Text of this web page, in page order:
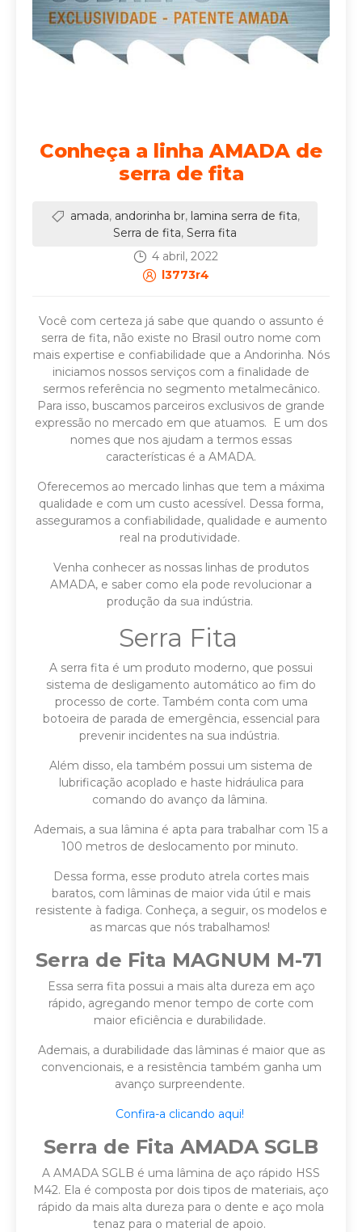
Conheça a linha AMADA de
serra de fita
amada, andorinha br, lamina serra de fita,
Serra de fita, Serra fita
4 abril, 2022
l3773r4
Você com certeza já sabe que quando o assunto é
serra de fita, não existe no Brasil outro nome com
mais expertise e confiabilidade que a Andorinha. Nós
iniciamos nossos serviços com a finalidade de
sermos referência no segmento metalmecânico.
Para isso, buscamos parceiros exclusivos de grande
expressão no mercado em que atuamos. E um dos
nomes que nos ajudam a termos essas
características é a AMADA.
Oferecemos ao mercado linhas que tem a máxima
qualidade e com um custo acessível. Dessa forma,
asseguramos a confiabilidade, qualidade e aumento
real na produtividade.
Venha conhecer as nossas linhas de produtos
AMADA, e saber como ela pode revolucionar a
produção da sua indústria.
Serra Fita
A serra fita é um produto moderno, que possui
sistema de desligamento automático ao fim do
processo de corte. Também conta com uma
botoeira de parada de emergência, essencial para
prevenir incidentes na sua indústria.
Além disso, ela também possui um sistema de
lubrificação acoplado e haste hidráulica para
comando do avanço da lâmina.
Ademais, a sua lâmina é apta para trabalhar com 15 a
100 metros de deslocamento por minuto.
Dessa forma, esse produto atrela cortes mais
baratos, com lâminas de maior vida útil e mais
resistente à fadiga. Conheça, a seguir, os modelos e
as marcas que nós trabalhamos!
Serra de Fita MAGNUM M-71
Essa serra fita possui a mais alta dureza em aço
rápido, agregando menor tempo de corte com
maior eficiência e durabilidade.
Ademais, a durabilidade das lâminas é maior que as
convencionais, e a resistência também ganha um
avanço surpreendente.
Confira-a clicando aqui!
Serra de Fita AMADA SGLB
A AMADA SGLB é uma lâmina de aço rápido HSS
M42. Ela é composta por dois tipos de materiais, aço
rápido da mais alta dureza para o dente e aço mola
tenaz para o material de apoio.